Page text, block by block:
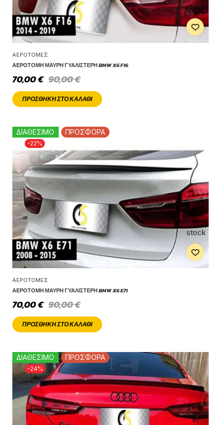
stock
ΑΕΡΟΤΟΜΈΣ
ΑΕΡΟΤΟΜΉ ΜΑΎΡΗ ΓΥΑΛΙΣΤΕΡΉ BMW X6 F16
90,00€
70,00€
ΠΡΟΣΘΉΚΗ ΣΤΟ ΚΑΛΆΘΙ
-22%
ΔΙΑΘΕΣΙΜΟ ΠΡΟΣΦΟΡΑ
1 left
in
stock
ΑΕΡΟΤΟΜΈΣ
ΑΕΡΟΤΟΜΉ ΜΑΎΡΗ ΓΥΑΛΙΣΤΕΡΉ BMW X6 E71
90,00€
70,00€
ΠΡΟΣΘΉΚΗ ΣΤΟ ΚΑΛΆΘΙ
-24%
ΔΙΑΘΕΣΙΜΟ ΠΡΟΣΦΟΡΑ
1 left
in